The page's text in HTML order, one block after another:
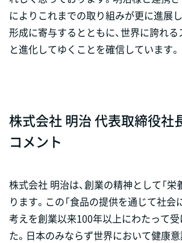
によりこれまでの取り組みが更に進展
形成に寄与するとともに、世界に誇れ
と進化してゆくことを確信しています。
株式会社 明治 代表取締役社
コメント
株式会社 明治は、創業の精神として「栄
ります。この「食品の提供を通じて社会
考えを創業以来100年以上にわたって
た。日本のみならず世界において健康